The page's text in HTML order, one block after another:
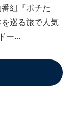
組『ポチた
巡る旅で人気
ー...